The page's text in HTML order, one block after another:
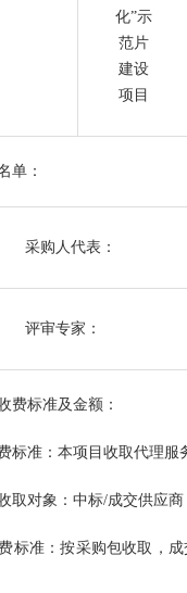
化”示
范片
建设
项目
单：
采购人代表：
评审专家：
费标准及金额：
标准：本项目收取代理服
取对象：中标/成交供应商
标准：按采购包收取，